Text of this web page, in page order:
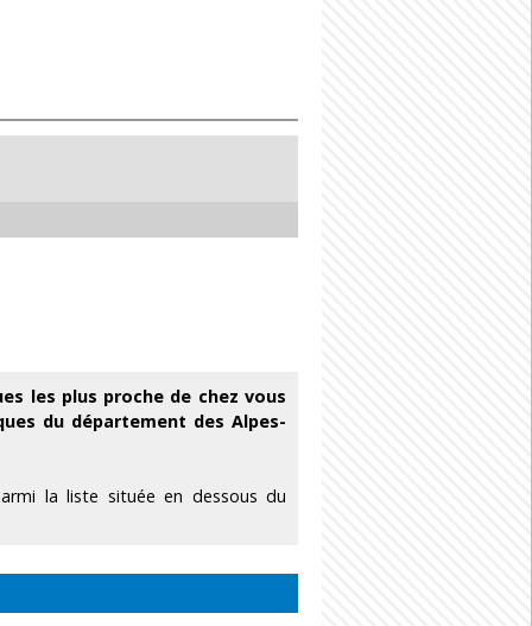
les plus proche de chez vous
du département des Alpes-
la liste située en dessous du